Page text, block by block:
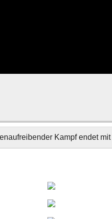
Kampf endet